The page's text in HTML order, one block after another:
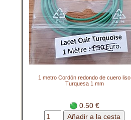
1 metro Cordón redondo de cuero liso
Turquesa 1 mm
0.50 €